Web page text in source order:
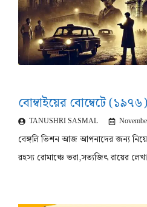
বোম্বাইয়ের বোম্বেটে
TANUSHRI SASMAL
বেঙ্গলি ভিশন আজ আপনাদের জন্য নিয়ে
রহস্য রোমাঞ্চে ভরা,সত্যজিৎ রায়ের লেখা